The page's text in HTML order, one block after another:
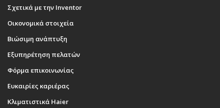
Σχετικά με την Inventor
Οικονομικά στοιχεία
Βιώσιμη ανάπτυξη
Εξυπηρέτηση πελατών
Φόρμα επικοινωνίας
Ευκαιρίες καριέρας
Κλιματιστικά Haier